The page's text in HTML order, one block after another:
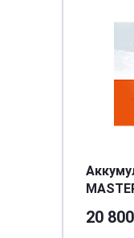
20